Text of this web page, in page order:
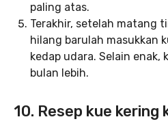
paling atas.
Terakhir, setelah matang
hilang barulah masukkan
kedap udara. Selain enak,
bulan lebih.
10. Resep kue kering